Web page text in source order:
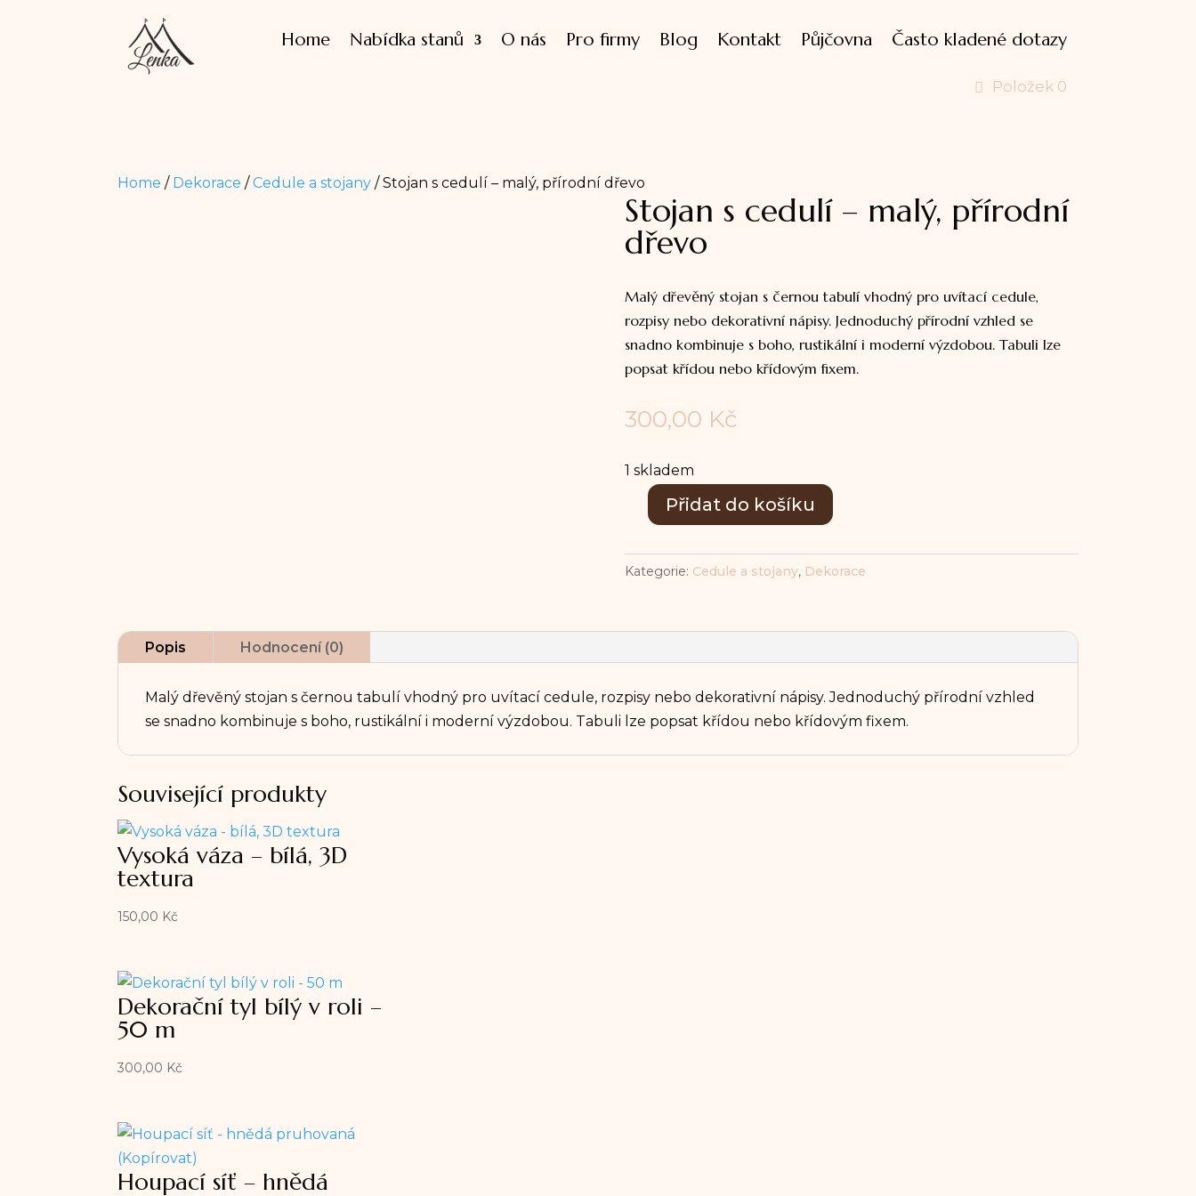
Home Nabídka stanů O nás Pro firmy Blog Kontakt Půjčovna Často kladené dotazy
Položek 0
Home / Dekorace /Cedule a stojany / Stojan s cedulí – malý, přírodní dřevo
Stojan s cedulí – malý, přírodní
dřevo
Malý dřevěný stojan s černou tabulí vhodný pro uvítací cedule,
rozpisy nebo dekorativní nápisy. Jednoduchý přírodní vzhled se
snadno kombinuje s boho, rustikální i moderní výzdobou. Tabuli lze
popsat křídou nebo křídovým fixem.
300,00 Kč
1 skladem
Stojan
cedulí
přírodní
dřevo
Přidat do košíku
Kategorie: Cedule a stojany, Dekorace
Popis Hodnocení (0)
Malý dřevěný stojan s černou tabulí vhodný pro uvítací cedule, rozpisy nebo dekorativní nápisy. Jednoduchý přírodní vzhled
se snadno kombinuje s boho, rustikální i moderní výzdobou. Tabuli lze popsat křídou nebo křídovým fixem.
Související produkty
Vysoká váza – bílá, 3D
textura
150,00 Kč
Dekorační tyl bílý v roli –
50 m
300,00 Kč
Houpací síť – hnědá